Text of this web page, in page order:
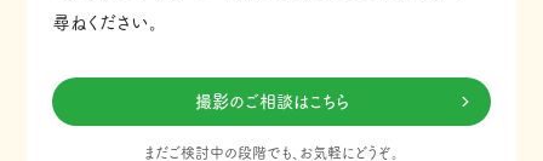
尋ねください。
撮影のご相談はこちら
まだご検討中の段階でも、お気軽にどうぞ。